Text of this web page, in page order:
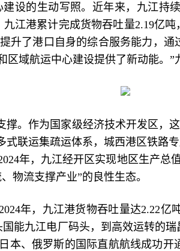
设的生动写照。近年来，九江
江港累计完成货物吞吐量2.19亿
了港口自身的综合服务能力，
域航运中心建设提供了新动能。”
。作为国家级经济技术开发区，
联运集疏运体系，城西港区铁路
年，九江经开区实现地区生产
物流支撑产业”的良性生态。
2024年，九江港货物吞吐量达2.22亿
能九江电厂码头，到高效运转的
本、俄罗斯的国际直航航线成功